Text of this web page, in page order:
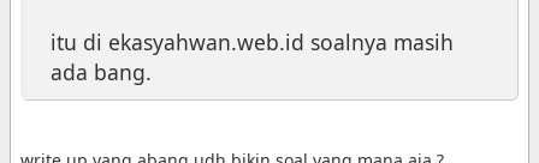
itu di ekasyahwan.web.id soalnya masih
ada bang.